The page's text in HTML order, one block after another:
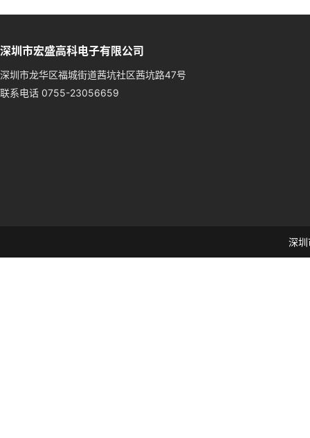
深圳市宏盛高科电子有限公司
深圳市龙华区福城街道茜坑社区茜坑路47号
联系电话 0755-23056659
深